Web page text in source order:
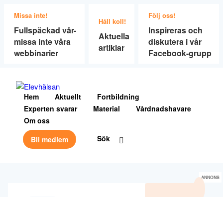
Missa inte!
Fullspäckad vår-
missa inte våra
webbinarier
Håll koll!
Aktuella
artiklar
Följ oss!
Inspireras och
diskutera i vår
Facebook-grupp
Hem Aktuellt
Fortbildning
Experten svarar
Material
Vårdnadshavare
Om oss
Bli medlem
Sök
ANNONS